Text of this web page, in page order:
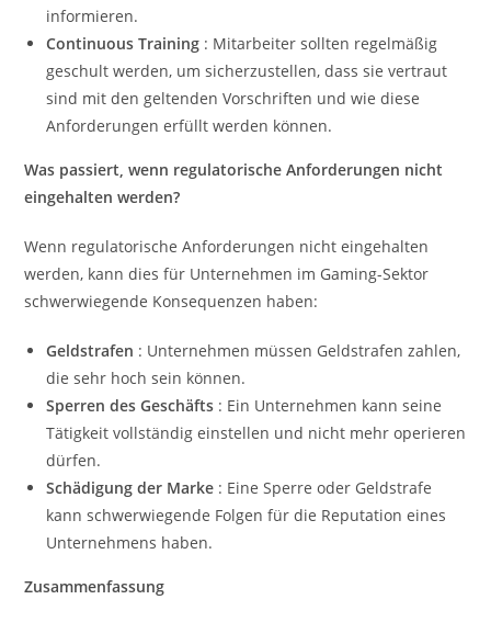
informieren.
Continuous Training : Mitarbeiter sollten regelmäßig
geschult werden, um sicherzustellen, dass sie vertraut
sind mit den geltenden Vorschriften und wie diese
Anforderungen erfüllt werden können.
Was passiert, wenn regulatorische Anforderungen nicht
eingehalten werden?
Wenn regulatorische Anforderungen nicht eingehalten
werden, kann dies für Unternehmen im Gaming-Sektor
schwerwiegende Konsequenzen haben:
Geldstrafen : Unternehmen müssen Geldstrafen zahlen,
die sehr hoch sein können.
Sperren des Geschäfts : Ein Unternehmen kann seine
Tätigkeit vollständig einstellen und nicht mehr operieren
dürfen.
Schädigung der Marke : Eine Sperre oder Geldstrafe
kann schwerwiegende Folgen für die Reputation eines
Unternehmens haben.
Zusammenfassung